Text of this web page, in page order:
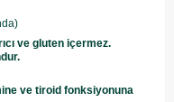
ve gluten içermez.
ve tiroid fonksiyonuna